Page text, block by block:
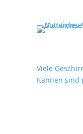
Viele
Kannen sind